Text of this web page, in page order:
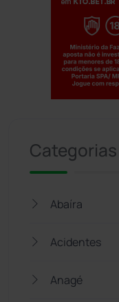
Categorias
Abaíra
Acidentes
Anagé